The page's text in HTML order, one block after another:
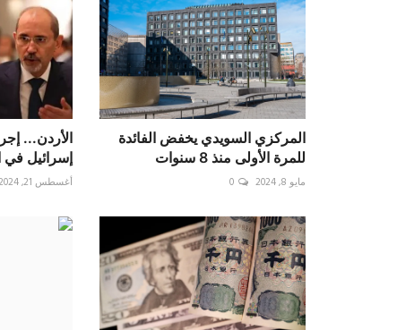
المركزي السويدي يخفض الفائدة
للمرة الأولى منذ 8 سنوات
مايو 8, 2024 0
الأردن...
إسرائيل
أغسطس 21, 2024